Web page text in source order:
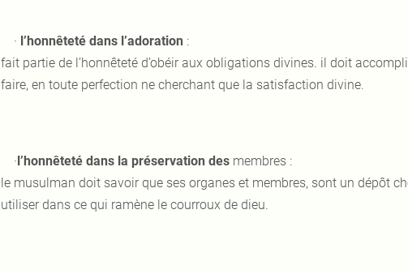
· l’honnêteté dans l’adoration :
fait partie de l’honnêteté d’obéir aux obligations divines. il doit
faire, en toute perfection ne cherchant que la satisfaction divine.
·l’honnêteté dans la préservation des membres :
le musulman doit savoir que ses organes et membres, sont un dépôt
utiliser dans ce qui ramène le courroux de dieu.